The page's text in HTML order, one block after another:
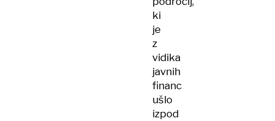
ki
je
z
vidika
javnih
financ
ušlo
izpod